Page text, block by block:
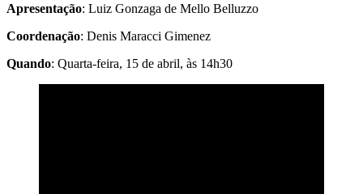
Apresentação: Luiz Gonzaga de Mello Belluzzo
Coordenação: Denis Maracci Gimenez
Quando: Quarta-feira, 15 de abril, às 14h30